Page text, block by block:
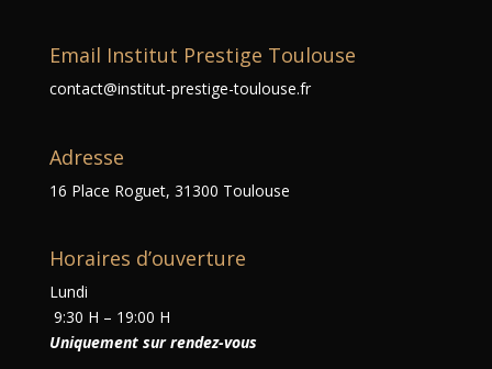
Email Institut Prestige Toulouse
contact@institut-prestige-toulouse.fr
Adresse
16 Place Roguet, 31300 Toulouse
Horaires d’ouverture
Lundi
9:30 H – 19:00 H
Uniquement sur rendez-vous